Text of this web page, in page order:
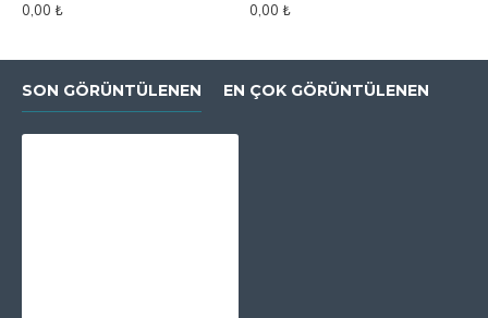
0,00 ₺
0,00 ₺
SON GÖRÜNTÜLENEN EN ÇOK GÖRÜNTÜLENEN